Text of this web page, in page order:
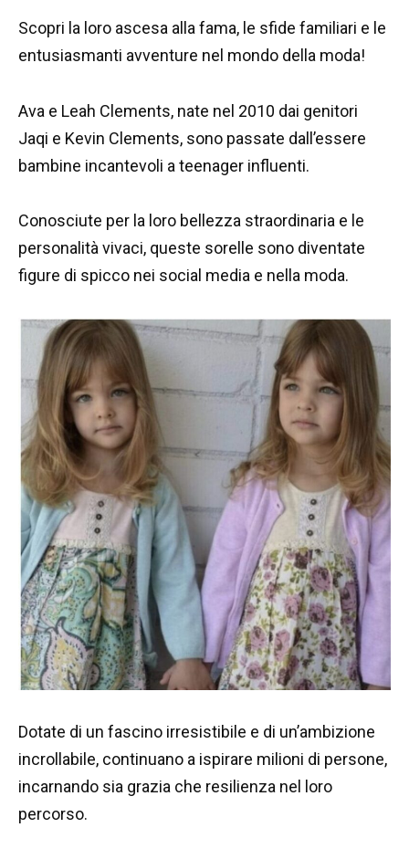
Scopri la loro ascesa alla fama, le sfide familiari e le
entusiasmanti avventure nel mondo della moda!
Ava e Leah Clements, nate nel 2010 dai genitori
Jaqi e Kevin Clements, sono passate dall’essere
bambine incantevoli a teenager influenti.
Conosciute per la loro bellezza straordinaria e le
personalità vivaci, queste sorelle sono diventate
figure di spicco nei social media e nella moda.
Dotate di un fascino irresistibile e di un’ambizione
incrollabile, continuano a ispirare milioni di persone,
incarnando sia grazia che resilienza nel loro
percorso.